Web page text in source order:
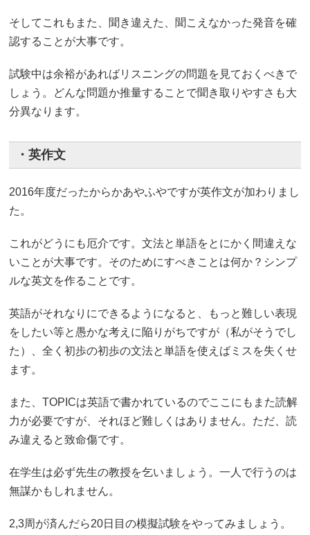
そしてこれもまた、聞き違えた、聞こえなかった発音を確
認することが大事です。
試験中は余裕があればリスニングの問題を見ておくべきで
しょう。どんな問題か推量することで聞き取りやすさも大
分異なります。
・英作文
2016年度だったからかあやふやですが英作文が加わりまし
た。
これがどうにも厄介です。文法と単語をとにかく間違えな
いことが大事です。そのためにすべきことは何か？シンプ
ルな英文を作ることです。
英語がそれなりにできるようになると、もっと難しい表現
をしたい等と愚かな考えに陥りがちですが（私がそうでし
た）、全く初歩の初歩の文法と単語を使えばミスを失くせ
ます。
また、TOPICは英語で書かれているのでここにもまた読解
力が必要ですが、それほど難しくはありません。ただ、読
み違えると致命傷です。
在学生は必ず先生の教授を乞いましょう。一人で行うのは
無謀かもしれません。
2,3周が済んだら20日目の模擬試験をやってみましょう。